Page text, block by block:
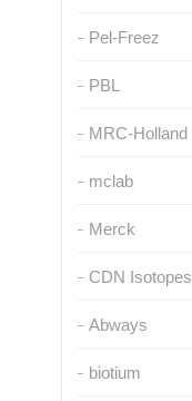
Pel-Freez
PBL
MRC-Holland
mclab
Merck
CDN Isotopes
Abways
biotium